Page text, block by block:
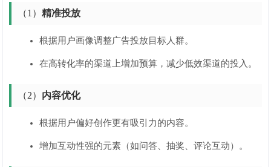
（1）精准投放
根据用户画像调整广告投放目标人群。
在高转化率的渠道上增加预算，减少低效渠道的投入。
（2） 内容优化
根据用户偏好创作更有吸引力的内容。
增加互动性强的元素（如问答、抽奖、评论互动）。